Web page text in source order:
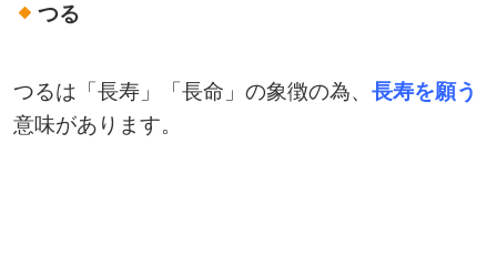
つる
つるは「長寿」「長命」の象徴の為、 長寿を願う
意味があります。